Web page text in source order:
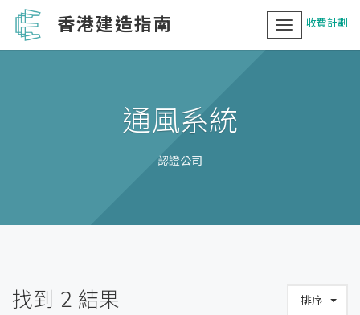
香港建造指南 收費計劃
Toggle
navigation
通風系統
認證公司
找到 2 結果 排序